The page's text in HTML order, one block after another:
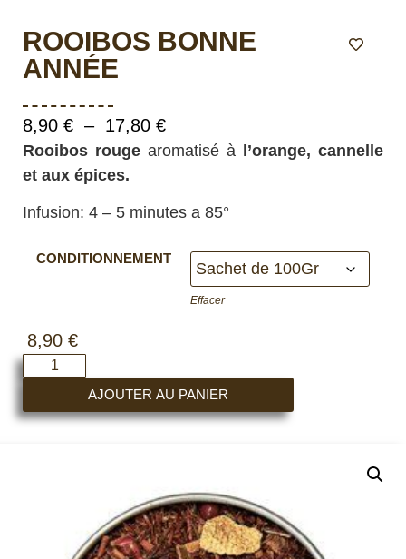
ROOIBOS BONNE
ANNÉE
8,90 € – 17,80 €
Rooibos rouge aromatisé à l’orange, cannelle
et aux épices.
Infusion: 4 – 5 minutes a 85°
CONDITIONNEMENT
Effacer
8,90 €
AJOUTER AU PANIER